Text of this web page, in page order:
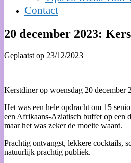
Contact
20 december 2023:
Geplaatst op 23/12/2023 |
Kerstdiner op woensdag 20 december
Het was een hele opdracht om 15
een Afrikaans-Aziatisch buffet op een
maar het was zeker de moeite waard.
Prachtig ontvangst, lekkere cocktails,
natuurlijk prachtig publiek.